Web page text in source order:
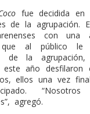
fue decidida en
de la agrupación.
con
que al público le
de la
este año
ellos una vez
agregó.